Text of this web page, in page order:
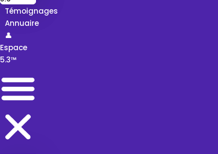
Témoignages
Annuaire
👤
Espace
5.3™